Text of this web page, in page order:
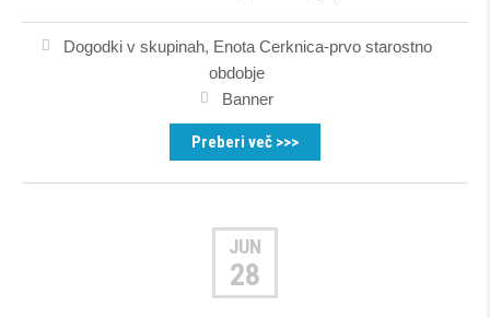
Dogodki v skupinah, Enota Cerknica-prvo starostno
obdobje
Banner
Preberi več >>>
JUN
28